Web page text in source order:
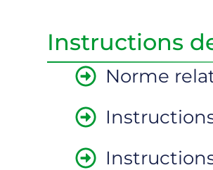
Instructions
Norme